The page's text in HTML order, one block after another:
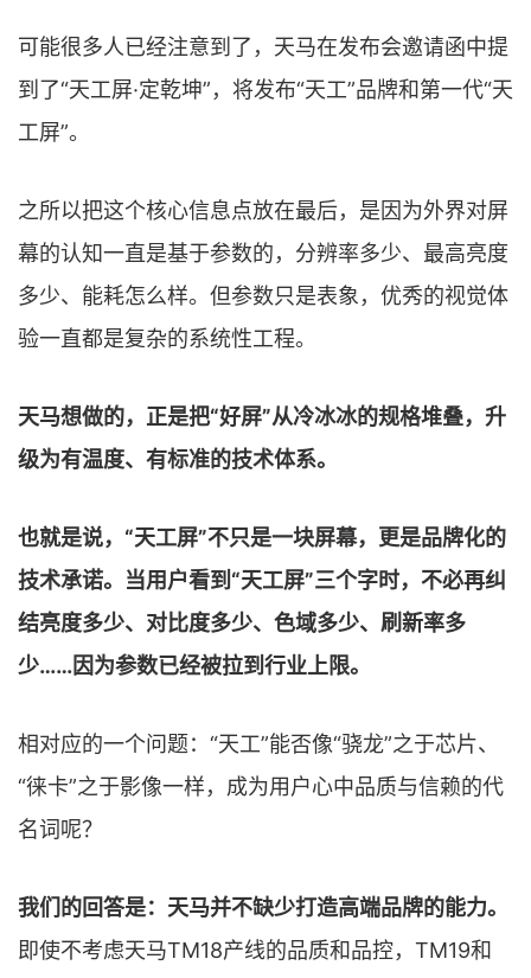
可能很多人已经注意到了，天马在发布会邀请函中提
到了“天工屏·定乾坤”，将发布“天工”品牌和第一代“天
工屏”。
之所以把这个核心信息点放在最后，是因为外界对屏
幕的认知一直是基于参数的，分辨率多少、最高亮度
多少、能耗怎么样。但参数只是表象，优秀的视觉体
验一直都是复杂的系统性工程。
天马想做的，正是把“好屏”从冷冰冰的规格堆叠，升
级为有温度、有标准的技术体系。
也就是说，“天工屏”不只是一块屏幕，更是品牌化的
技术承诺。当用户看到“天工屏”三个字时，不必再纠
结亮度多少、对比度多少、色域多少、刷新率多
少……因为参数已经被拉到行业上限。
相对应的一个问题：“天工”能否像“骁龙”之于芯片、
“徕卡”之于影像一样，成为用户心中品质与信赖的代
名词呢？
我们的回答是：天马并不缺少打造高端品牌的能力。
即使不考虑天马TM18产线的品质和品控，TM19和